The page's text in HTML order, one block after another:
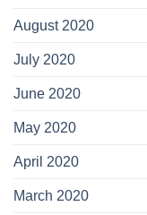
August 2020
July 2020
June 2020
May 2020
April 2020
March 2020